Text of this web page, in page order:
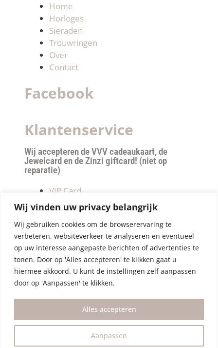
Wij vinden uw privacy belangrijk
Wij gebruiken cookies om de browserervaring te
verbeteren, websiteverkeer te analyseren en eventueel
op uw interesse aangepaste berichten of advertenties te
tonen. Door op 'Alles accepteren' te klikken gaat u
hiermee akkoord. U kunt de instellingen zelf aanpassen
door op 'Aanpassen' te klikken.
Aanpassen
Alles accepteren
Home
Horloges
Sieraden
Trouwringen
Over
Contact
Facebook
Klantenservice
Wij accepteren de VVV cadeaukaart, de
Jewelcard en de Zinzi giftcard! (niet op
reparatie)
VIP Card
Retourneren
Betalen & verzendkosten
Privacy Policy
Algemene Voorwaarden